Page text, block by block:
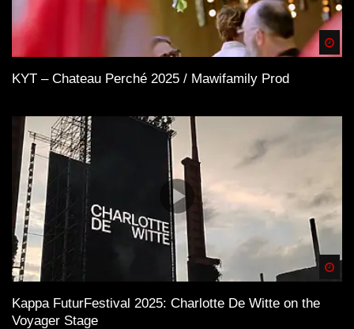
KYT – Chateau Perché 2025 / Mawifamily Prod
Kappa FuturFestival 2025: Charlotte De Witte on the
Voyager Stage